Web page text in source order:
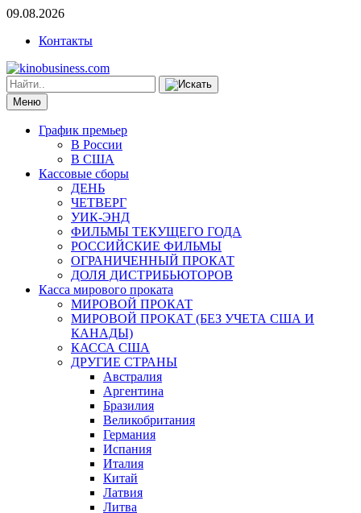
09.08.2026
Контакты
Меню
График премьер
В России
В США
Кассовые сборы
ДЕНЬ
ЧЕТВЕРГ
УИК-ЭНД
ФИЛЬМЫ ТЕКУЩЕГО ГОДА
РОССИЙСКИЕ ФИЛЬМЫ
ОГРАНИЧЕННЫЙ ПРОКАТ
ДОЛЯ ДИСТРИБЬЮТОРОВ
Касса мирового проката
МИРОВОЙ ПРОКАТ
МИРОВОЙ ПРОКАТ (БЕЗ УЧЕТА США И
КАНАДЫ)
КАССА США
ДРУГИЕ СТРАНЫ
Австралия
Аргентина
Бразилия
Великобритания
Германия
Испания
Италия
Китай
Латвия
Литва